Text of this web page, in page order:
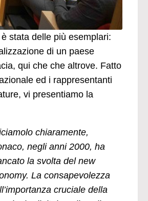
stata delle più esemplari:
di un paese
qui che che altrove. Fatto
ed i rappresentanti
vi presentiamo la
chiaramente,
negli anni 2000, ha
la svolta del new
La consapevolezza
cruciale della